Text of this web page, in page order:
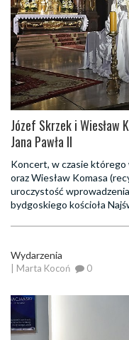
Józef Skrzek i Wiesław
Jana Pawła II
Koncert, w czasie którego
oraz Wiesław Komasa
uroczystość
bydgoskiego kościoła
Wydarzenia
| Marta Kocoń 0